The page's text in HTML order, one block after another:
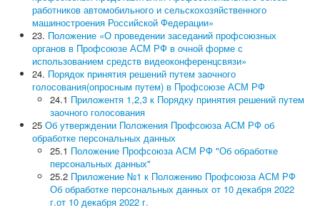
работников автомобильного и сельскохозяйственного
машиностроения Российской Федерации»
23. Положение «О проведении заседаний профсоюзных
органов в Профсоюзе АСМ РФ в очной форме с
использованием средств видеоконференцсвязи»
24. Порядок принятия решений путем заочного
голосования(опросным путем) в Профсоюзе АСМ РФ
24.1 Приложентя 1,2,3 к Порядку принятия решений путем
заочного голосования
25 Об утверждении Положения Профсоюза АСМ РФ об
обработке персональных данных
25.1 Положение Профсоюза АСМ РФ "Об обработке
персональных данных"
25.2 Приложение №1 к Положению Профсоюза АСМ РФ
Об обработке персональных данных от 10 декабря 2022
г.от 10 декабря 2022 г.